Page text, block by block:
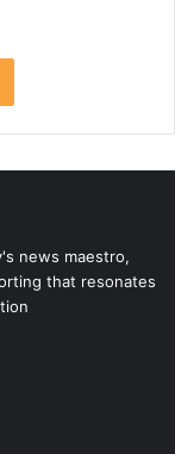
news maestro,
that resonates